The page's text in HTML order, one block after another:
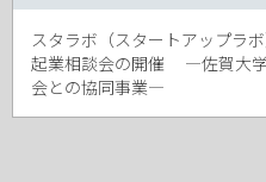
スタラボ（スタートアップラ
起業相談会の開催 ―佐賀大学
会との協同事業―